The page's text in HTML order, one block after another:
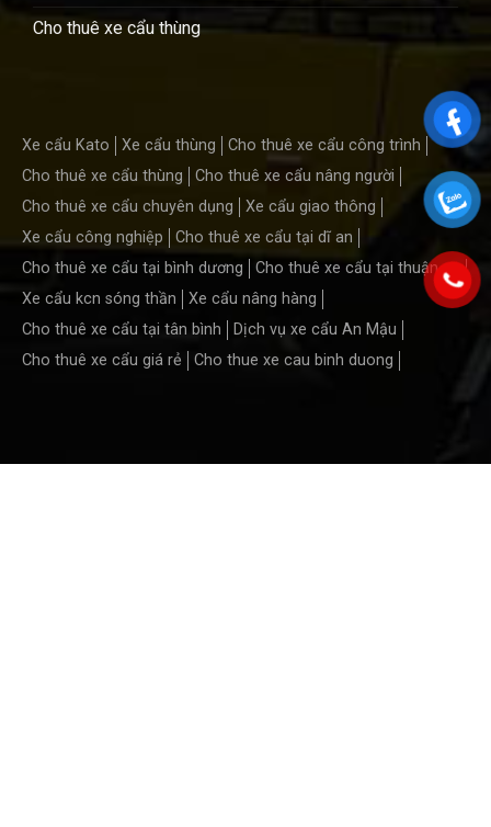
Cho thuê xe cẩu thùng
Xe cẩu Kato Xe cẩu thùng
Cho thuê xe cẩu công trình
Cho thuê xe cẩu thùng
Cho thuê xe cẩu nâng người
Cho thuê xe cẩu chuyên dụng
Xe cẩu giao thông
Xe cẩu công nghiệp
Cho thuê xe cẩu tại dĩ an
Cho thuê xe cẩu tại bình dương
Cho thuê xe cẩu tại thuận an
Xe cẩu kcn sóng thần
Xe cẩu nâng hàng
Cho thuê xe cẩu tại tân bình
Dịch vụ xe cẩu An Mậu
Cho thuê xe cẩu giá rẻ
Cho thue xe cau binh duong